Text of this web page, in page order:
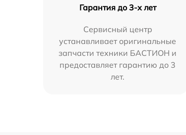
Гарантия до 3-х лет
Сервисный центр
устанавливает оригинальные
запчасти техники БАСТИОН и
предоставляет гарантию до 3
лет.